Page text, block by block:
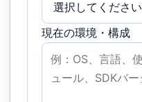
現在の環境・構成